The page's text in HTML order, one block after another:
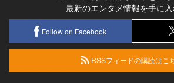
最新のエンタメ情報を手に入
Follow on Facebook
RSSフィードの購読はこ